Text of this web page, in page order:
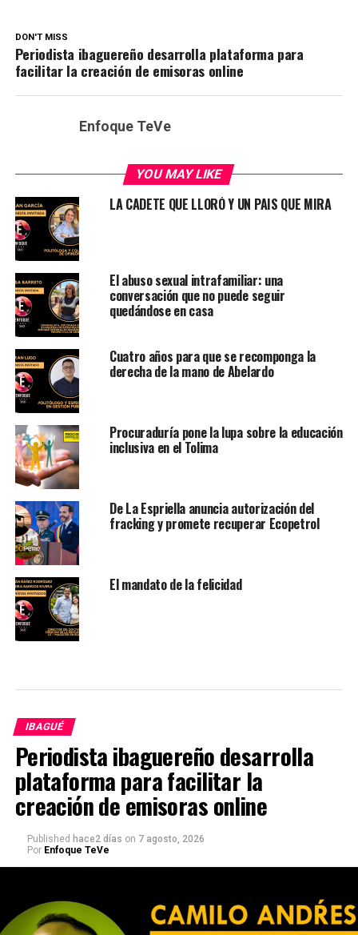
DON'T MISS
Periodista ibaguereño desarrolla plataforma para
facilitar la creación de emisoras online
Enfoque TeVe
YOU MAY LIKE
LA CADETE QUE LLORÓ Y UN PAIS QUE MIRA
El abuso sexual intrafamiliar: una
conversación que no puede seguir
quedándose en casa
Cuatro años para que se recomponga la
derecha de la mano de Abelardo
Procuraduría pone la lupa sobre la educación
inclusiva en el Tolima
De La Espriella anuncia autorización del
fracking y promete recuperar Ecopetrol
El mandato de la felicidad
IBAGUÉ
Periodista ibaguereño desarrolla
plataforma para facilitar la
creación de emisoras online
Published hace2 días on 7 agosto, 2026
Por Enfoque TeVe